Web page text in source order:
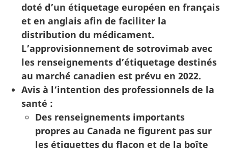
doté d’un étiquetage européen en français
et en anglais afin de faciliter la
distribution du médicament.
L’approvisionnement de sotrovimab avec
les renseignements d’étiquetage destinés
au marché canadien est prévu en 2022.
Avis à l’intention des professionnels de la
santé :
Des renseignements importants
propres au Canada ne figurent pas sur
les étiquettes du flacon et de la boîte